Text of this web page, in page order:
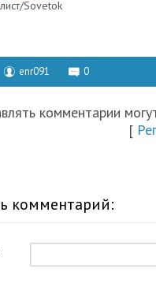
Sovetok
enr091 0
комментарии
[
комментарий: